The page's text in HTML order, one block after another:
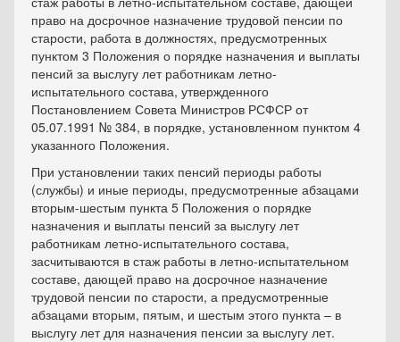
право на досрочное назначение трудовой пенсии по
старости, работа в должностях, предусмотренных
пунктом 3 Положения о порядке назначения и выплаты
пенсий за выслугу лет работникам летно-
испытательного состава, утвержденного
Постановлением Совета Министров РСФСР от
05.07.1991 № 384, в порядке, установленном пунктом 4
указанного Положения.
При установлении таких пенсий периоды работы
(службы) и иные периоды, предусмотренные абзацами
вторым-шестым пункта 5 Положения о порядке
назначения и выплаты пенсий за выслугу лет
работникам летно-испытательного состава,
засчитываются в стаж работы в летно-испытательном
составе, дающей право на досрочное назначение
трудовой пенсии по старости, а предусмотренные
абзацами вторым, пятым, и шестым этого пункта – в
выслугу лет для назначения пенсии за выслугу лет.